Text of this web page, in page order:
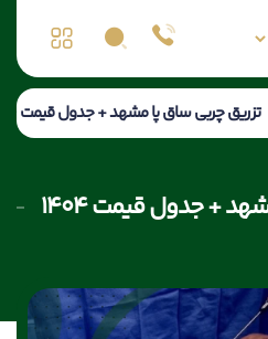
تزریق چربی ساق پا مشهد + جدول قیمت ۱۴۰۴
+ جدول قیمت ۱۴۰۴